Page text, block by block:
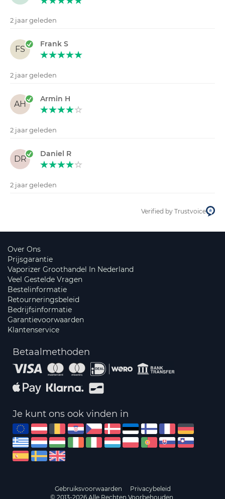
2 jaar geleden
FS
Frank S
2 jaar geleden
AH
Armin H
2 jaar geleden
DR
Daniel R
2 jaar geleden
Verified by Trustvoice
Over Ons
Prijsgarantie
Vaporizer Groothandel In Nederland
Veel Gestelde Vragen
Bestelinformatie
Retourneringsbeleid
Bedrijfsinformatie
Garantievoorwaarden
Klantenservice
Betaalmethoden
Je kunt ons ook vinden in
Gebruiksvoorwaarden
Privacybeleid
© 2013-2026 Alle Rechten Voorbehouden.